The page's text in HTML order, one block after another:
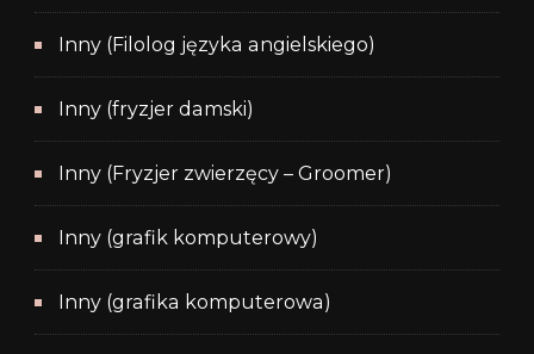
Inny (Filolog języka angielskiego)
Inny (fryzjer damski)
Inny (Fryzjer zwierzęcy – Groomer)
Inny (grafik komputerowy)
Inny (grafika komputerowa)